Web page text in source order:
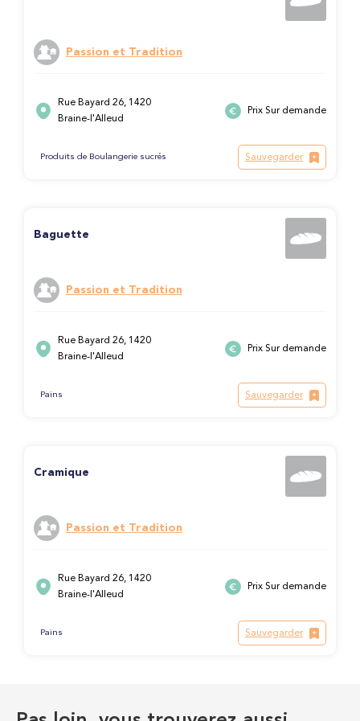
Passion et Tradition
Rue Bayard 26, 1420
Braine-l'Alleud
Prix Sur demande
Produits de Boulangerie sucrés Sauvegarder
Baguette
Passion et Tradition
Rue Bayard 26, 1420
Braine-l'Alleud
Prix Sur demande
Pains Sauvegarder
Cramique
Passion et Tradition
Rue Bayard 26, 1420
Braine-l'Alleud
Prix Sur demande
Pains Sauvegarder